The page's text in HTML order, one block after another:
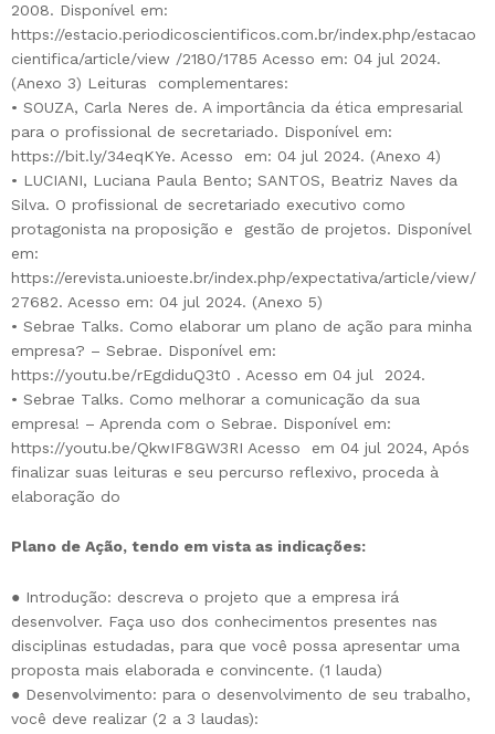
2008. Disponível em:
https://estacio.periodicoscientificos.com.br/index.php/estacao
cientifica/article/view /2180/1785 Acesso em: 04 jul 2024.
(Anexo 3) Leituras complementares:
• SOUZA, Carla Neres de. A importância da ética empresarial
para o profissional de secretariado. Disponível em:
https://bit.ly/34eqKYe. Acesso em: 04 jul 2024. (Anexo 4)
• LUCIANI, Luciana Paula Bento; SANTOS, Beatriz Naves da
Silva. O profissional de secretariado executivo como
protagonista na proposição e gestão de projetos. Disponível
em:
https://erevista.unioeste.br/index.php/expectativa/article/view/
27682. Acesso em: 04 jul 2024. (Anexo 5)
• Sebrae Talks. Como elaborar um plano de ação para minha
empresa? – Sebrae. Disponível em:
https://youtu.be/rEgdiduQ3t0 . Acesso em 04 jul 2024.
• Sebrae Talks. Como melhorar a comunicação da sua
empresa! – Aprenda com o Sebrae. Disponível em:
https://youtu.be/QkwIF8GW3RI Acesso em 04 jul 2024, Após
finalizar suas leituras e seu percurso reflexivo, proceda à
elaboração do
Plano de Ação, tendo em vista as indicações:
● Introdução: descreva o projeto que a empresa irá
desenvolver. Faça uso dos conhecimentos presentes nas
disciplinas estudadas, para que você possa apresentar uma
proposta mais elaborada e convincente. (1 lauda)
● Desenvolvimento: para o desenvolvimento de seu trabalho,
você deve realizar (2 a 3 laudas):